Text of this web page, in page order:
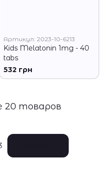
Артикул: 2023-10-6213
Kids Melatonin 1mg - 40
tabs
532 грн
20 товаров